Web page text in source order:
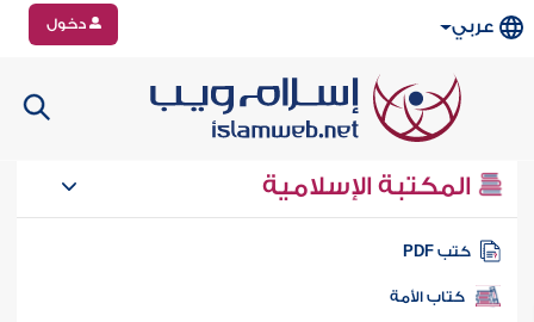
عربي دخول
المكتبة الإسلامية
كتب PDF